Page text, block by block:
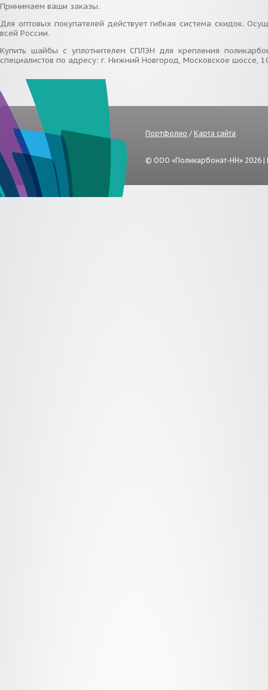
Принимаем ваши заказы.
Для оптовых покупателей действует гибкая система скидок.
всей России.
Купить шайбы с уплотнителем СПЛЭН для крепления
специалистов по адресу: г. Нижний Новгород, Московское шоссе,
Портфолио / Карта сайта
© ООО «Поликарбонат-НН» 2026